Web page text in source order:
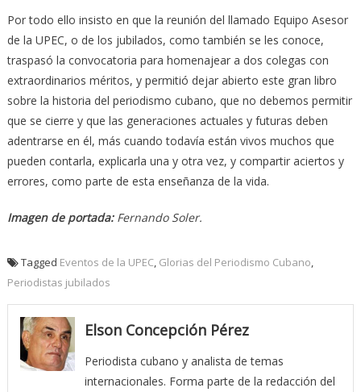
Por todo ello insisto en que la reunión del llamado Equipo Asesor
de la UPEC, o de los jubilados, como también se les conoce,
traspasó la convocatoria para homenajear a dos colegas con
extraordinarios méritos, y permitió dejar abierto este gran libro
sobre la historia del periodismo cubano, que no debemos permitir
que se cierre y que las generaciones actuales y futuras deben
adentrarse en él, más cuando todavía están vivos muchos que
pueden contarla, explicarla una y otra vez, y compartir aciertos y
errores, como parte de esta enseñanza de la vida.
Imagen de portada:Fernando Soler.
Tagged Eventos de la UPEC, Glorias del Periodismo Cubano
Periodistas jubilados
Elson Concepción Pérez
Periodista cubano y analista de temas
internacionales. Forma parte de la redacción del